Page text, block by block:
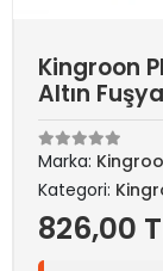
Kingroon
Altın
Marka:
Kategori:
826,00